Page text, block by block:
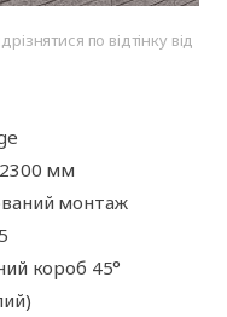
по відтінку від
мм
монтаж
короб 45°